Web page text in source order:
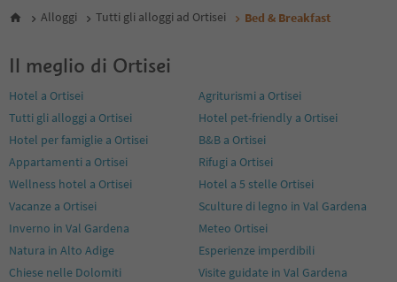
Alloggi Tutti gli alloggi ad Ortisei Bed & Breakfast
Il meglio di Ortisei
Hotel a Ortisei
Agriturismi a Ortisei
Tutti gli alloggi a Ortisei
Hotel pet-friendly a Ortisei
Hotel per famiglie a Ortisei
B&B a Ortisei
Appartamenti a Ortisei
Rifugi a Ortisei
Wellness hotel a Ortisei
Hotel a 5 stelle Ortisei
Vacanze a Ortisei
Sculture di legno in Val Gardena
Inverno in Val Gardena
Meteo Ortisei
Natura in Alto Adige
Esperienze imperdibili
Chiese nelle Dolomiti
Visite guidate in Val Gardena